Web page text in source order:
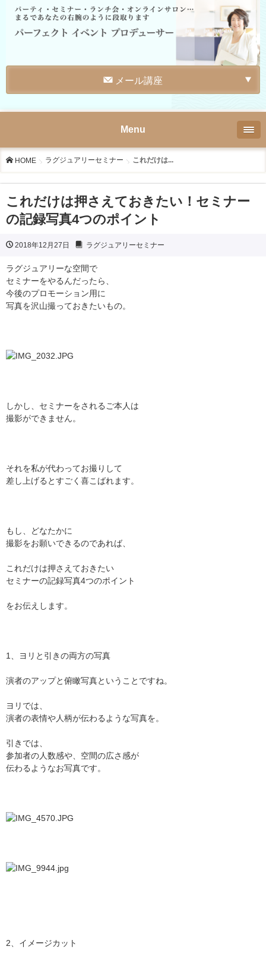
メール講座
Menu
HOME ラグジュアリーセミナー これだけは...
これだけは押さえておきたい！セミナー
の記録写真4つのポイント
2018年12月27日 ラグジュアリーセミナー
ラグジュアリーな空間で
セミナーをやるんだったら、
今後のプロモーション用に
写真を沢山撮っておきたいもの。
しかし、セミナーをされるご本人は
撮影ができません。
それを私が代わってお撮りして
差し上げるとすごく喜こばれます。
もし、どなたかに
撮影をお願いできるのであれば、
これだけは押さえておきたい
セミナーの記録写真4つのポイント
をお伝えします。
1、ヨリと引きの両方の写真
演者のアップと俯瞰写真ということですね。
ヨリでは、
演者の表情や人柄が伝わるような写真を。
引きでは、
参加者の人数感や、空間の広さ感が
伝わるようなお写真です。
2、イメージカット